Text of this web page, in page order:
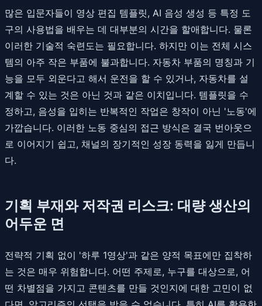
많은 입문자들이 영상 편집 템플릿, AI 음성 생성 등 특정 도
구의 사용법을 배우는 데 대부분의 시간을 할애합니다. 물론
이러한 기술적 숙련도는 필요합니다. 하지만 이는 전체 시스
템의 아주 작은 부품에 불과합니다. 자동차 부품의 명칭과 기
능을 모두 외운다고 해서 운전을 할 수 있거나, 자동차를 설
계할 수 있는 것은 아닌 것과 같은 이치입니다. 템플릿을 수
정하고, 음성을 입히는 반복적인 작업은 창작이 아닌 '노동'에
가깝습니다. 이러한 노동 중심의 접근 방식은 결국 번아웃으
로 이어지기 쉽고, 채널의 장기적인 성장 동력을 잃게 만듭니
다.
기획 부재와 저작권 리스크: 대량 생산의
어두운 면
전략적 기획 없이 '하루 1영상'과 같은 양적 목표에만 집착하
는 것은 매우 위험합니다. 어떤 주제로, 누구를 대상으로, 어
떤 차별점을 가지고 콘텐츠를 만들 것인지에 대한 고민이 없